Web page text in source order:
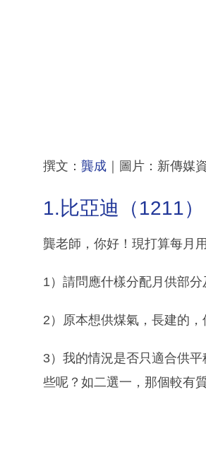
撰文： 龔成 ｜圖片：新傳媒
1.比亞迪（1211）
龔老師，你好！現打算每月
1）請問應什樣分配月供部分
2）原本想供煤氣，長建的
3）我的情況是否只適合供
些呢？如二選一，那個較有